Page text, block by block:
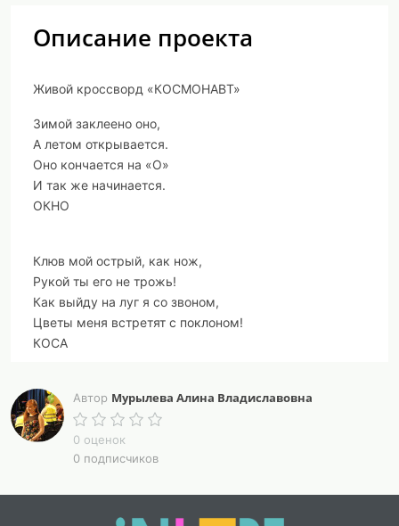
Описание проекта
Живой кроссворд «КОСМОНАВТ»
Зимой заклеено оно,
А летом открывается.
Оно кончается на «О»
И так же начинается.
ОКНО
Клюв мой острый, как нож,
Рукой ты его не трожь!
Как выйду на луг я со звоном,
Цветы меня встретят с поклоном!
КОСА
Шоферу каждому в пути
Могу я пользу принести.
Меня достанут тут же все,
Когда дефект есть в колесе.
У неё глаза большие,
Автор Мурылева Алина Владиславовна
0 оценок
0 подписчиков